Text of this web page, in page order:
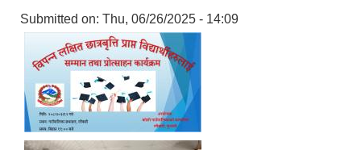
Submitted on: Thu, 06/26/2025 - 14:09